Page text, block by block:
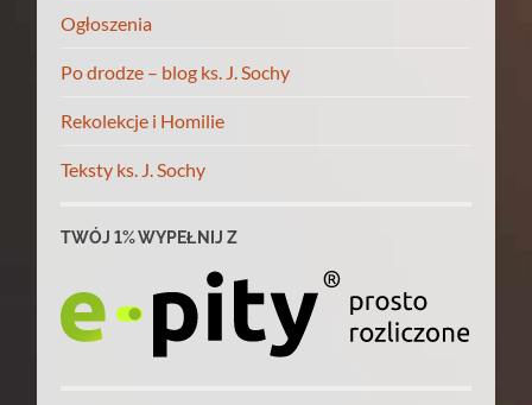
Ogłoszenia
Po drodze – blog ks. J. Sochy
Rekolekcje i Homilie
Teksty ks. J. Sochy
TWÓJ 1% WYPEŁNIJ Z